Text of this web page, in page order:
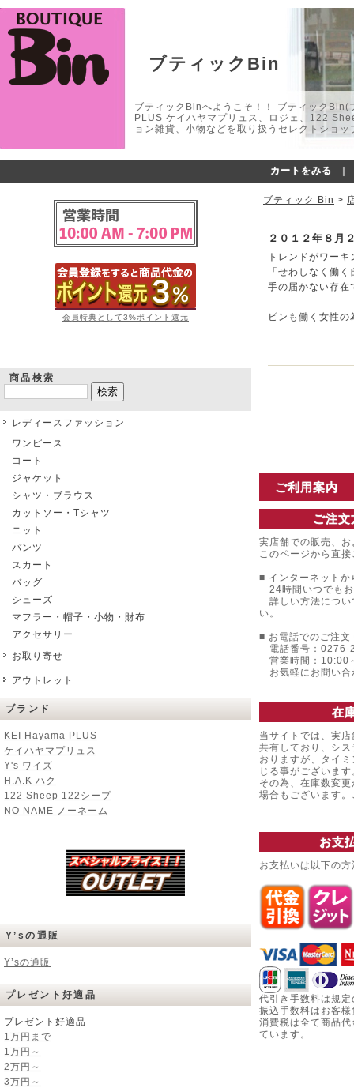
ブティックBin
ブティックBinへようこそ！！ ブティック
PLUS ケイハヤマプリュス、ロジェ、122
ョン雑貨、小物などを取り扱うセレクトショ
カートをみる
会員特典として3%ポイント還元
商品検索
レディースファッション
ワンピース
コート
ジャケット
シャツ・ブラウス
カットソー・Tシャツ
ニット
パンツ
スカート
バッグ
シューズ
マフラー・帽子・小物・財布
アクセサリー
お取り寄せ
アウトレット
ブランド
KEI Hayama PLUS
ケイハヤマプリュス
Y's ワイズ
H.A.K ハク
122 Sheep 122シープ
NO NAME ノーネーム
Y’sの通販
Y’sの通販
プレゼント好適品
プレゼント好適品
1万円まで
1万円～
2万円～
3万円～
ブティック Bin >
２０１２年８月
トレンドがワー
「せわしなく働く
手の届かない存在
ビンも働く女性
ご利用案内
ご注
実店舗での販売、
このページから直
■ インターネットか
24時間いつでも
詳しい方法につい
い。
■ お電話でのご注文
電話番号：0276-
営業時間：10:00
お気軽にお問い合
在
当サイトでは、実
共有しており、シ
おりますが、タイ
じる事がございます
その為、在庫数変
場合もございます
お支
お支払いは以下の
代引き手数料は規
振込手数料はお客
消費税は全て商品
ています。